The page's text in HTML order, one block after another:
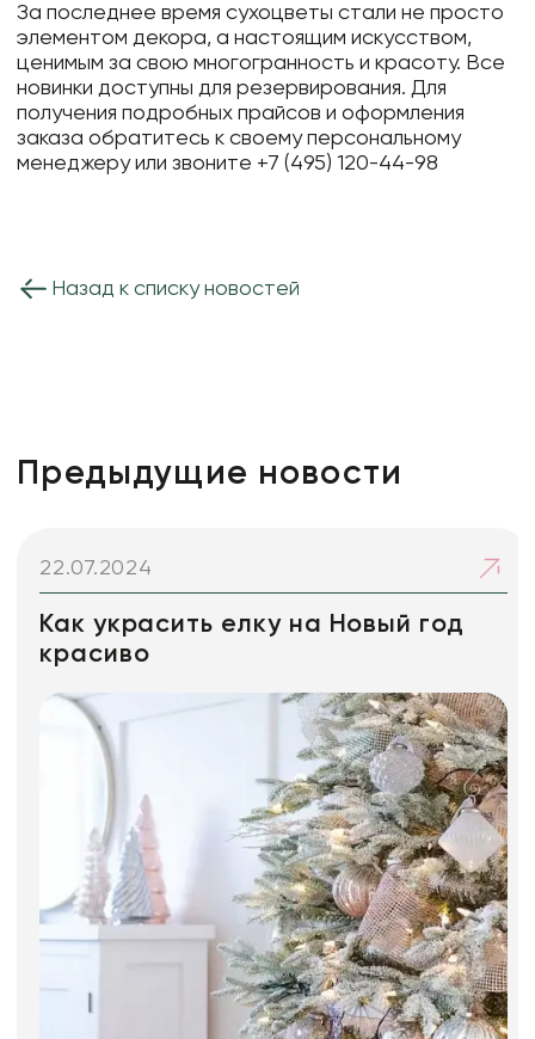
За последнее время сухоцветы стали не просто
элементом декора, а настоящим искусством,
ценимым за свою многогранность и красоту. Все
новинки доступны для резервирования. Для
получения подробных прайсов и оформления
заказа обратитесь к своему персональному
менеджеру или звоните +7 (495) 120-44-98
Назад к списку новостей
Предыдущие новости
22.07.2024
Как украсить елку на Новый год
красиво